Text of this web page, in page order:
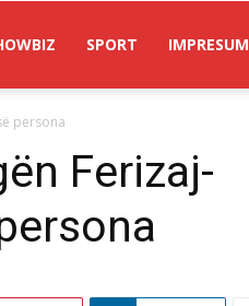
SPORT IMPRESUM
persona
Ferizaj-